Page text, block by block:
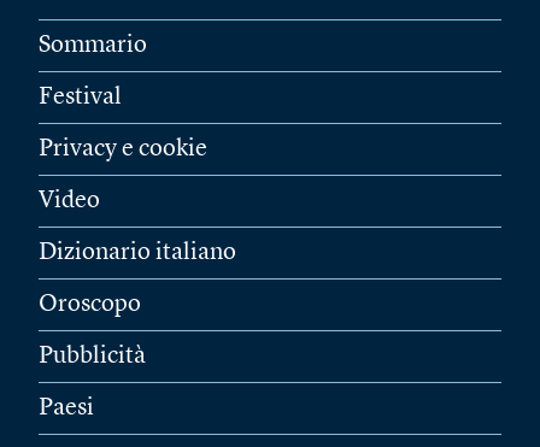
Sommario
Festival
Privacy e cookie
Video
Dizionario italiano
Oroscopo
Pubblicità
Paesi